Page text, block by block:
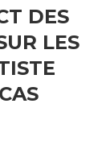
DES
LES